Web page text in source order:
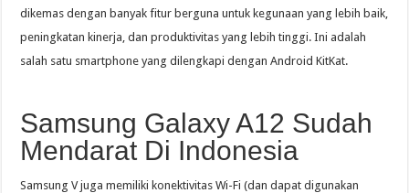
dikemas dengan banyak fitur berguna untuk kegunaan yang lebih baik,
peningkatan kinerja, dan produktivitas yang lebih tinggi. Ini adalah
salah satu smartphone yang dilengkapi dengan Android KitKat.
Samsung Galaxy A12 Sudah
Mendarat Di Indonesia
Samsung V juga memiliki konektivitas Wi-Fi (dan dapat digunakan